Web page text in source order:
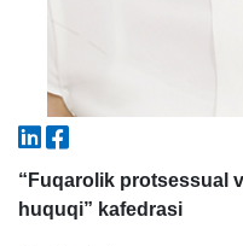
“Fuqarolik protsessual
huquqi” kafedrasi